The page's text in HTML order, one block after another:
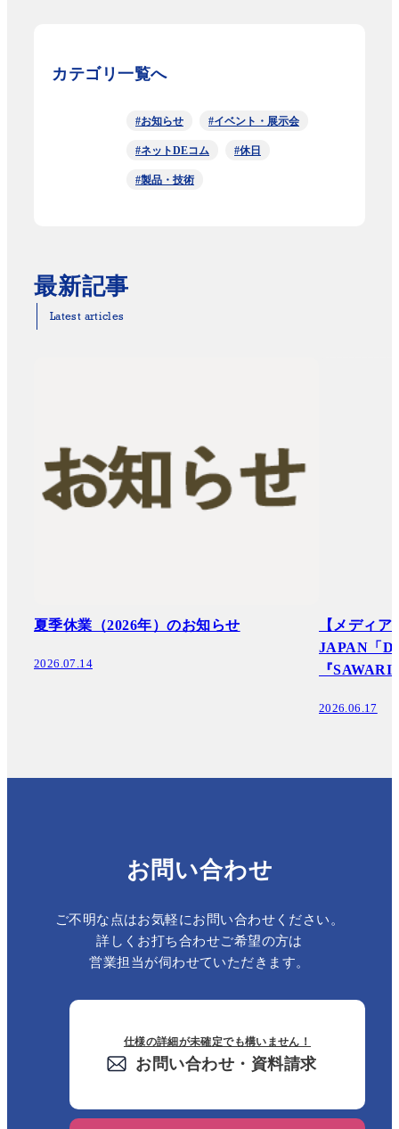
カテゴリ一覧へ
#お知らせ #イベント・展示会
#ネットDEコム #休日
#製品・技術
最新記事
Latest articles
夏季休業（2026年）のお知らせ
2026.07.14
【メディ
JAPAN「
『
2026.06.17
お問い合わせ
ご不明な点はお気軽にお問い合わせください。
詳しくお打ち合わせご希望の方は
営業担当が伺わせていただきます。
仕様の詳細が未確定でも構いません！
お問い合わせ・資料請求